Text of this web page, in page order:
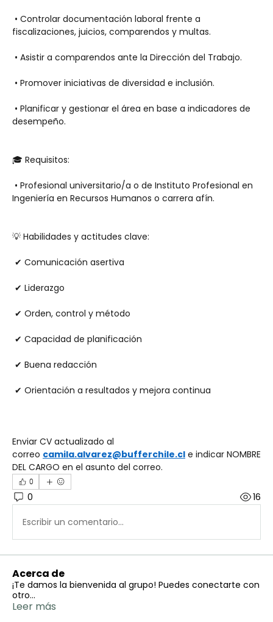
• Controlar documentación laboral frente a
fiscalizaciones, juicios, comparendos y multas.
• Asistir a comparendos ante la Dirección del Trabajo.
• Promover iniciativas de diversidad e inclusión.
• Planificar y gestionar el área en base a indicadores de
desempeño.
🎓 Requisitos:
• Profesional universitario/a o de Instituto Profesional en
Ingeniería en Recursos Humanos o carrera afín.
💡 Habilidades y actitudes clave:
✔ Comunicación asertiva
✔ Liderazgo
✔ Orden, control y método
✔ Capacidad de planificación
✔ Buena redacción
✔ Orientación a resultados y mejora continua
Enviar CV actualizado al
correo camila.alvarez@bufferchile.cl e indicar NOMBRE
DEL CARGO en el asunto del correo.
0
0 16
Escribir un comentario...
Acerca de
¡Te damos la bienvenida al grupo! Puedes conectarte con
otro...
Leer más